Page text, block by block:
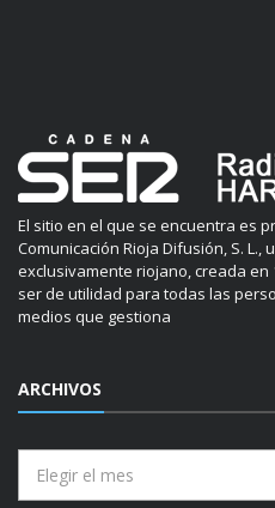
El sitio en el que se encuentra es
Comunicación Rioja Difusión, S. L.,
exclusivamente riojano, creada en
ser de utilidad para todas las
medios que gestiona
ARCHIVOS